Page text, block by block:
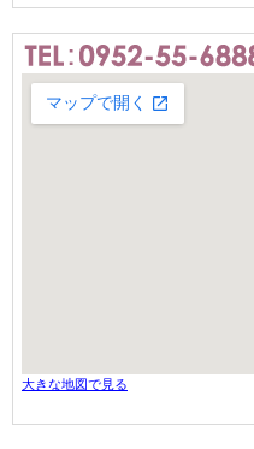
大きな地図で見る